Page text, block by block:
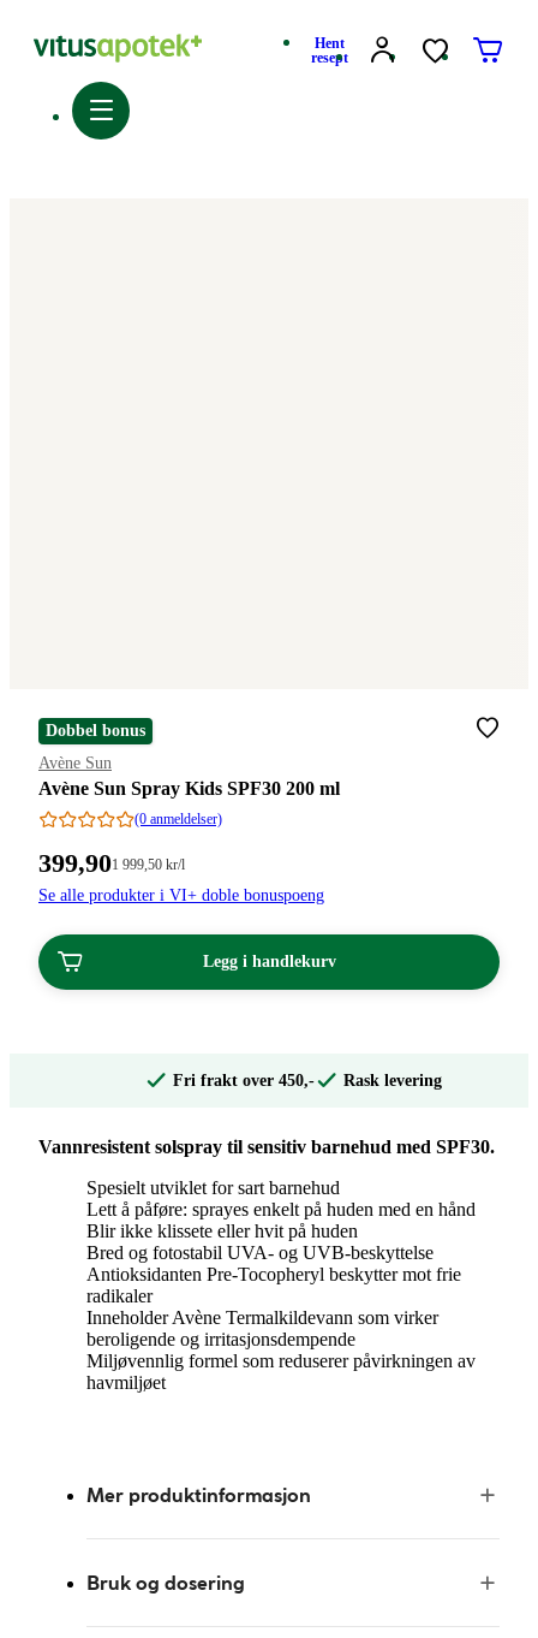
Hent
resept
Dobbel bonus
Merke
Avène Sun
Avène Sun Spray Kids SPF30 200 ml
(0 anmeldelser)
Pris:
399,90
399,90Stykkpris:
999,50/l
1 999 ,50 kr/l
Se alle produkter i VI+ doble bonuspoeng
Legg i handlekurv
Fri frakt over 450,- Rask levering
Vannresistent solspray til sensitiv barnehud med SPF30.
Spesielt utviklet for sart barnehud
Lett å påføre: sprayes enkelt på huden med en hånd
Blir ikke klissete eller hvit på huden
Bred og fotostabil UVA- og UVB-beskyttelse
Antioksidanten Pre-Tocopheryl beskytter mot frie
radikaler
Inneholder Avène Termalkildevann som virker
beroligende og irritasjonsdempende
Miljøvennlig formel som reduserer påvirkningen av
havmiljøet
Mer produktinformasjon
Bruk og dosering